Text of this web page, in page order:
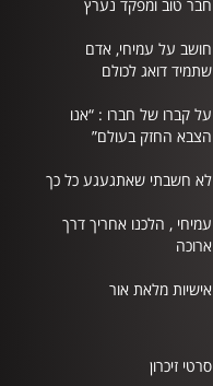
חבר טוב ומפקד נערץ
חושב על עמיחי, אדם
שתמיד דואג לכולם
על קברו של חברו : “אנו
הצבא החזק בעולם”
לא חשבתי שאתגעגע כל כך
עמיחי , הלכנו אחריך דרך
ארוכה
אישיות מלאת אור
סרטי זיכרון